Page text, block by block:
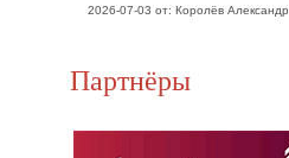
2026-07-03 от: Королёв Александр
Партнёры